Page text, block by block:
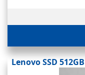
Lenovo SSD